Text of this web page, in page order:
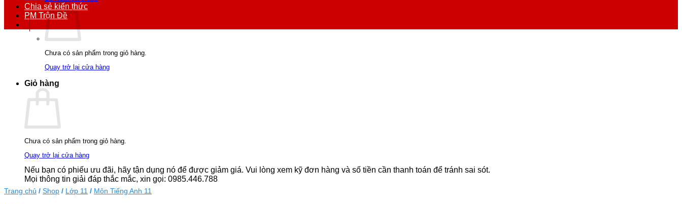
Chưa có sản phẩm trong giỏ hàng.
Quay trở lại cửa hàng
Giỏ hàng
Chưa có sản phẩm trong giỏ hàng.
Quay trở lại cửa hàng
Nếu bạn có phiếu ưu đãi, hãy tận dụng nó để được giảm giá. Vui lòng xem kỹ đơn hàng và số tiền cần thanh toán để tránh sai sót.
Mọi thông tin giải đáp thắc mắc, xin gọi: 0985.446.788
Chia sẻ kiến thức
PM Trộn Đề
Trang chủ / Shop / Lớp 11 / Môn Tiếng Anh 11